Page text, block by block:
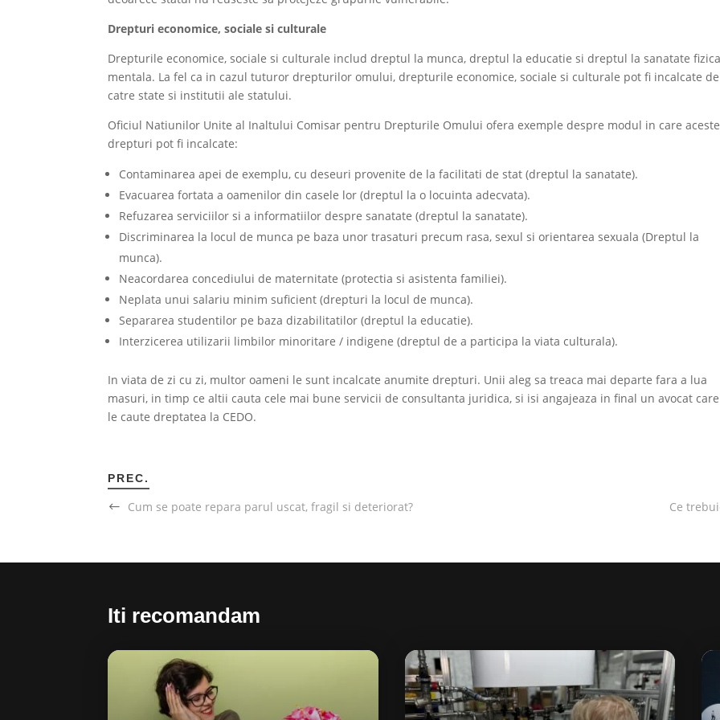
Drepturi economice, sociale si culturale
Drepturile economice, sociale si culturale includ dreptul la munca, dreptul la educatie si dreptul la sanatate
mentala. La fel ca in cazul tuturor drepturilor omului, drepturile economice, sociale si culturale pot fi incalcate de
catre state si institutii ale statului.
Oficiul Natiunilor Unite al Inaltului Comisar pentru Drepturile Omului ofera exemple despre modul in care aceste
drepturi pot fi incalcate:
Contaminarea apei de exemplu, cu deseuri provenite de la facilitati de stat (dreptul la sanatate).
Evacuarea fortata a oamenilor din casele lor (dreptul la o locuinta adecvata).
Refuzarea serviciilor si a informatiilor despre sanatate (dreptul la sanatate).
Discriminarea la locul de munca pe baza unor trasaturi precum rasa, sexul si orientarea sexuala (Dreptul la
munca).
Neacordarea concediului de maternitate (protectia si asistenta familiei).
Neplata unui salariu minim suficient (drepturi la locul de munca).
Separarea studentilor pe baza dizabilitatilor (dreptul la educatie).
Interzicerea utilizarii limbilor minoritare / indigene (dreptul de a participa la viata culturala).
In viata de zi cu zi, multor oameni le sunt incalcate anumite drepturi. Unii aleg sa treaca mai departe fara a lua
masuri, in timp ce altii cauta cele mai bune servicii de consultanta juridica, si isi angajeaza in final un avocat
le caute dreptatea la CEDO.
PREC.
Cum se poate repara parul uscat, fragil si deteriorat? Ce
Iti recomandam